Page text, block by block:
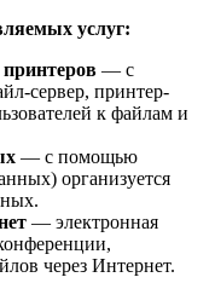
услуг:
— с
сервер, принтер-
к файлам и
— с помощью
организуется
— электронная
через Интернет.